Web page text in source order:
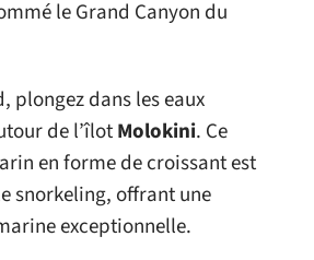
le Grand Canyon du
plongez dans les eaux
de l’îlotMolokini. Ce
en forme de croissant est
snorkeling, offrant une
exceptionnelle.